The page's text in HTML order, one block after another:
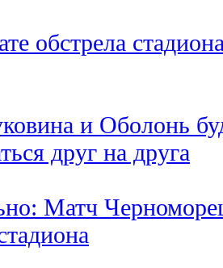
обстрела
и Оболонь
друг на друга
Матч